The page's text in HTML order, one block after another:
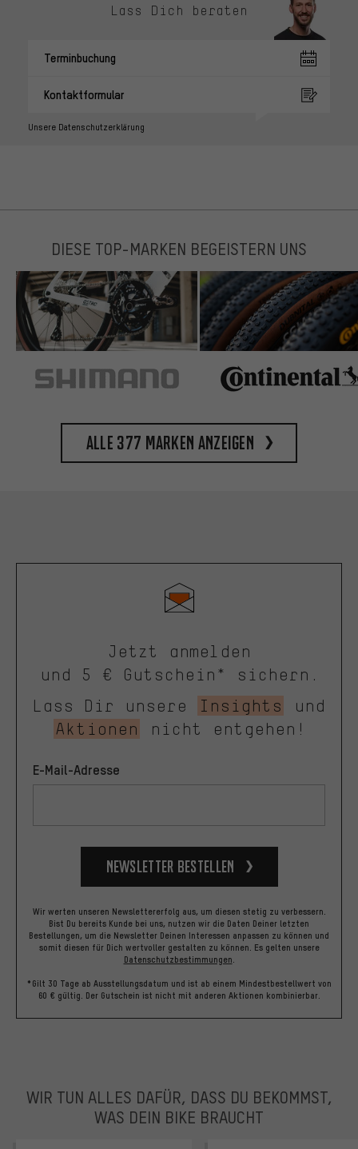
Lass Dich beraten
Terminbuchung
Kontaktformular
Unsere Datenschutzerklärung
DIESE TOP-MARKEN BEGEISTERN UNS
Alle 377 Marken anzeigen
Jetzt anmelden
und 5 € Gutschein* sichern.
Lass Dir unsere
Insights
und
Aktionen
nicht entgehen!
E-Mail-Adresse
Newsletter bestellen
Wir werten unseren Newslettererfolg aus, um diesen stetig zu verbessern.
Bist Du bereits Kunde bei uns, nutzen wir die Daten Deiner letzten
Bestellungen, um die Newsletter Deinen Interessen anpassen zu können und
somit diesen für Dich wertvoller gestalten zu können. Es gelten unsere
Datenschutzbestimmungen.
*Gilt 30 Tage ab Ausstellungsdatum und ist ab einem Mindestbestellwert von
60 € gültig. Der Gutschein ist nicht mit anderen Aktionen kombinierbar.
WIR TUN ALLES DAFÜR, DASS DU BEKOMMST,
WAS DEIN BIKE BRAUCHT